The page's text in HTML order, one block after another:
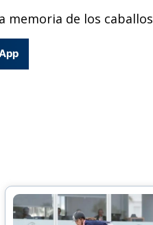
memoria de los caballos